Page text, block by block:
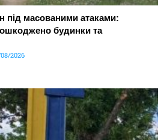
під масованими атаками:
будинки та
2026